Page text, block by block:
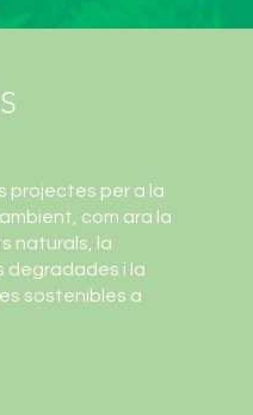
projectes per a la
com ara la
naturals, la
degradades i la
sostenibles a